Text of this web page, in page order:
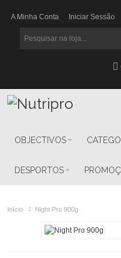
A Minha Conta Iniciar Sessão
OBJECTIVOS
DESPORTOS
Início Night Pro 900g